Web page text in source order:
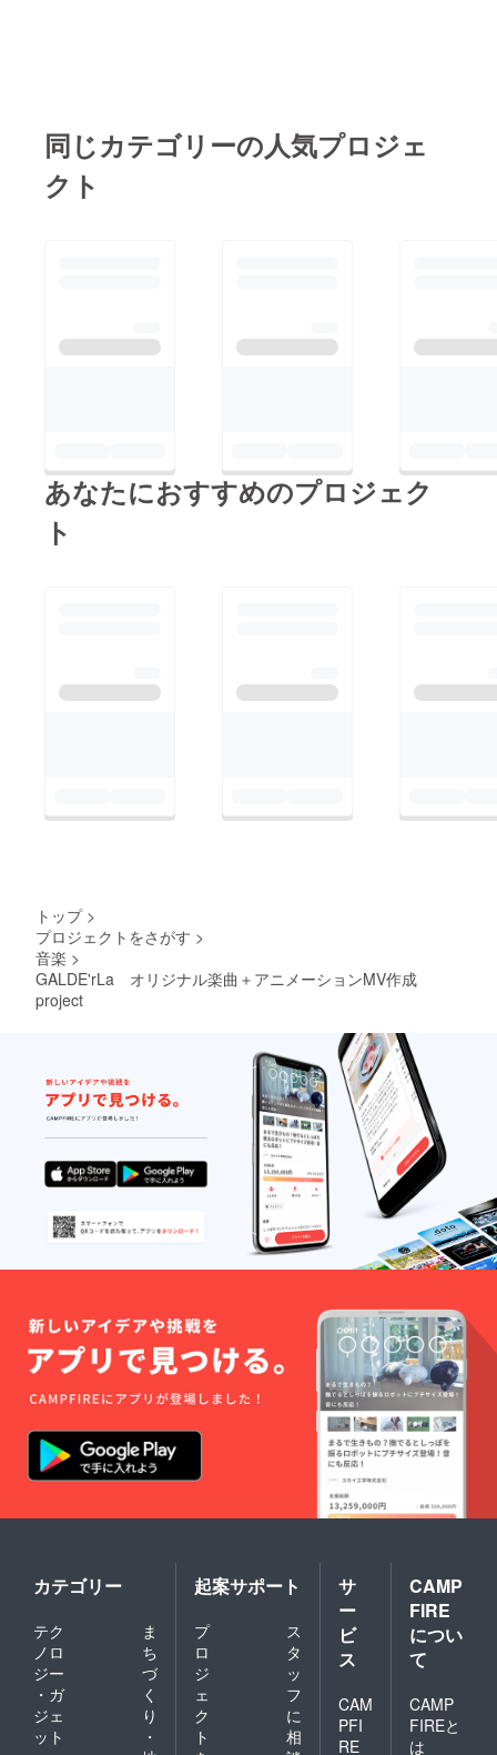
同じカテゴリーの人気プロジェ
クト
あなたにおすすめのプロジェク
ト
トップ >
プロジェクトをさがす >
音楽 >
GALDE'rLa オリジナル楽曲＋アニメーションMV作成
project
カテゴリー
テク
ノロ
ジー
・ガ
ジェ
ット
ま
ち
づ
く
り
・
起案サポート
プ
ロ
ジ
ェ
ク
ト
ス
タ
ッ
フ
に
相
サ
ー
ビ
ス
CAM
PFI
RE
CAMP
FIRE
につい
て
CAMP
FIREと
は